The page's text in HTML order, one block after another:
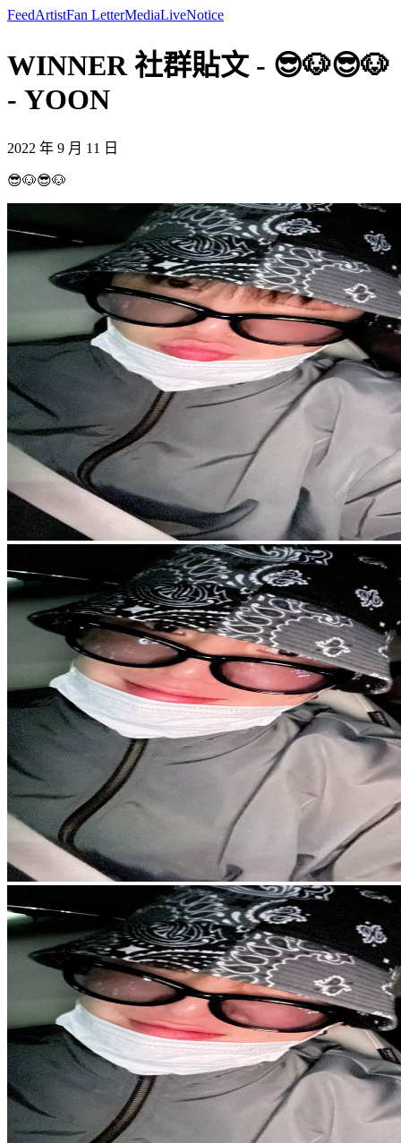
FeedArtistFan LetterMediaLiveNotice
WINNER 社群貼文 - 😎🐶😎🐶
- YOON
2022 年 9 月 11 日
😎🐶😎🐶